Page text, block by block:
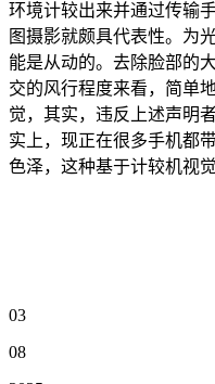
环境计较出来并通过传输
图摄影就颇具代表性。为
能是从动的。去除脸部的
交的风行程度来看，简单
觉，其实，违反上述声明
实上，现正在很多手机都
色泽，这种基于计较机视
03
08